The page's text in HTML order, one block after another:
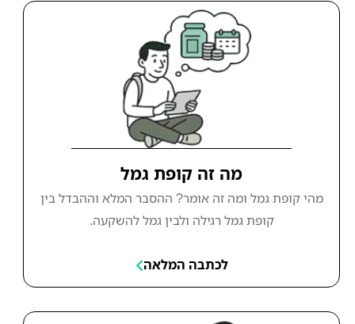
מה זה קופת גמל
מהי קופת גמל ומה זה אומר? ההסבר המלא וההבדל בין
קופת גמל רגילה ולבין גמל להשקעה.
לכתבה המלאה